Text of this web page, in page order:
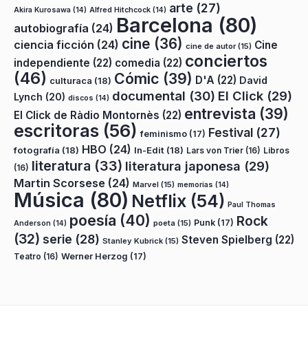
Akira Kurosawa (14) Alfred Hitchcock (14) arte (27)
autobiografía (24) Barcelona (80)
ciencia ficción (24) cine (36) cine de autor(15) Cine
independiente (22) comedia (22) conciertos
(46) culturaca (18) Cómic (39) D'A (22) David
Lynch (20) discos (14) documental (30) El Click (29)
El Click de Ràdio Montornès (22) entrevista (39)
escritoras (56) feminismo (17) Festival (27)
fotografía (18) HBO (24) In-Edit (18) Lars von Trier (16) Libros
(16) literatura (33) literatura japonesa (29)
Martin Scorsese (24) Marvel (15) memorias (14)
Música (80) Netflix (54) Paul Thomas
Anderson (14) poesía (40) poeta (15) Punk (17) Rock
(32) serie (28) Stanley Kubrick (15) Steven Spielberg (22)
Teatro (16) Werner Herzog (17)